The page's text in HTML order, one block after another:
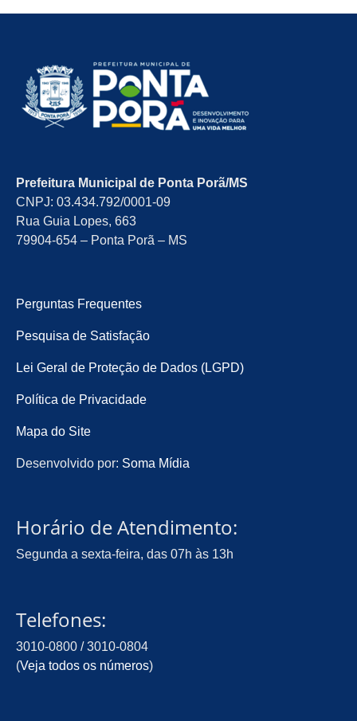
Prefeitura Municipal de Ponta Porã/MS
CNPJ: 03.434.792/0001-09
Rua Guia Lopes, 663
79904-654 – Ponta Porã – MS
Perguntas Frequentes
Pesquisa de Satisfação
Lei Geral de Proteção de Dados (LGPD)
Política de Privacidade
Mapa do Site
Desenvolvido por: Soma Mídia
Horário de Atendimento:
Segunda a sexta-feira, das 07h às 13h
Telefones:
3010-0800 / 3010-0804
(Veja todos os números)